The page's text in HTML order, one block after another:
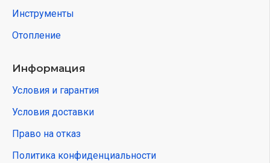
Инструменты
Отопление
Информация
Условия и гарантия
Условия доставки
Право на отказ
Политика конфиденциальности